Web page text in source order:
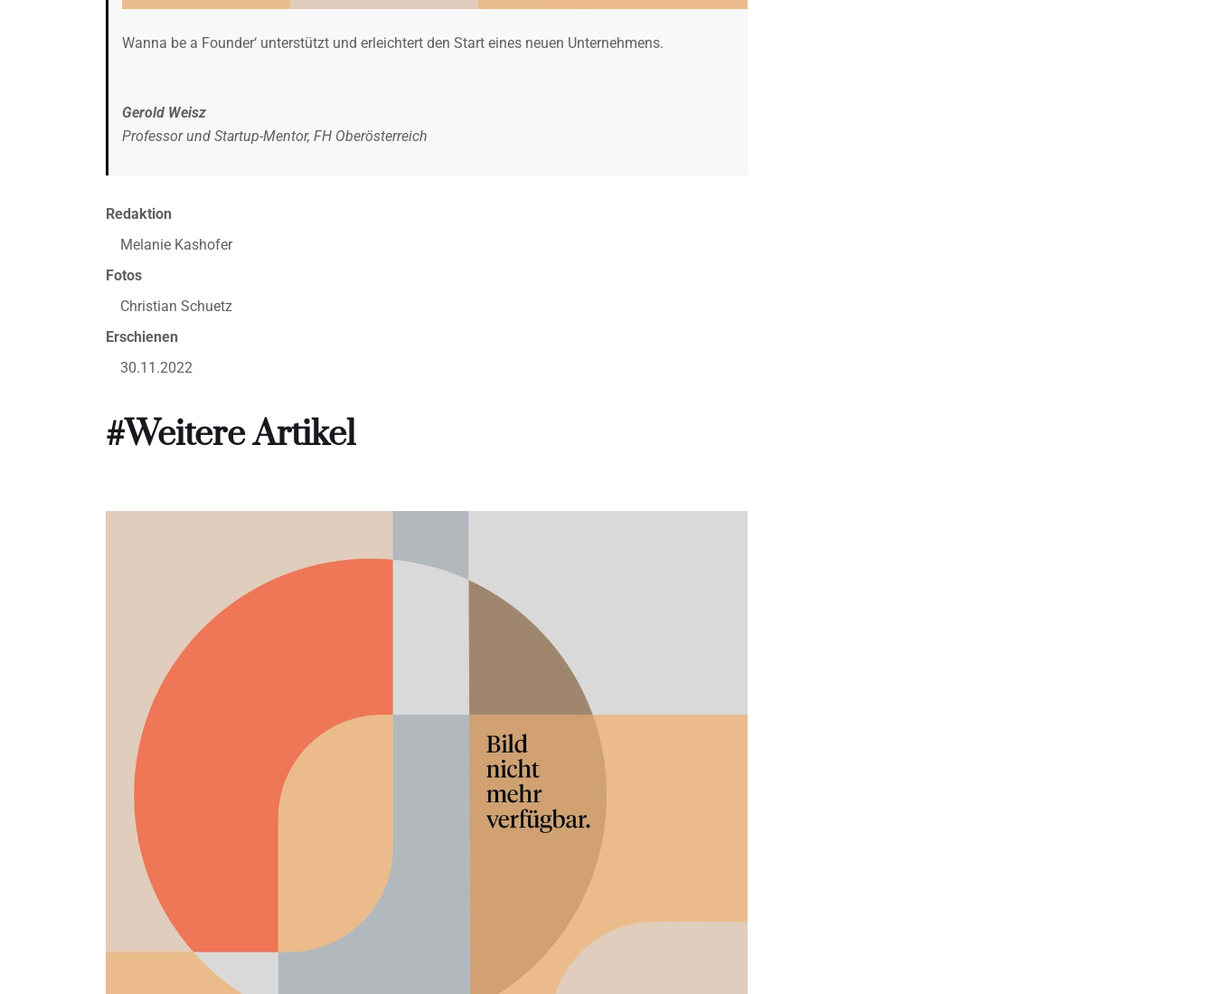
Wanna be a Founder‘ unterstützt und erleichtert den Start eines neuen Unternehmens.
Gerold Weisz
Professor und Startup-Mentor, FH Oberösterreich
Redaktion
Melanie Kashofer
Fotos
Christian Schuetz
Erschienen
30.11.2022
#Weitere Artikel